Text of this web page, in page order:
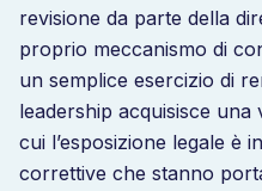
revisione da parte della
proprio meccanismo di
un semplice esercizio di
leadership acquisisce
cui l’esposizione legale è
correttive che stanno